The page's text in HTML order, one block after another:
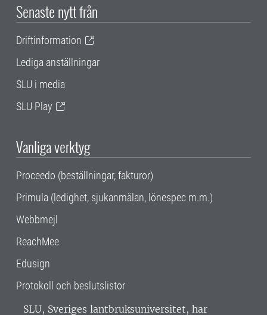
Senaste nytt från
Driftinformation
Lediga anställningar
SLU i media
SLU Play
Vanliga verktyg
Proceedo (beställningar, fakturor)
Primula (ledighet, sjukanmälan, lönespec m.m.)
Webbmejl
ReachMee
Edusign
Protokoll och beslutslistor
SLU, Sveriges lantbruksuniversitet, har